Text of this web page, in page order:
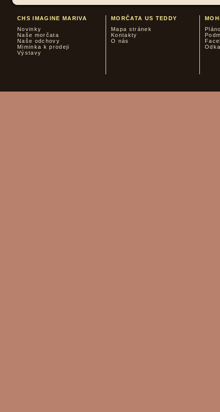
CHS IMAGINE MARIVA
Novinky
Naše morčata
Naše odchovy
Miminka k prodeji
Výstavy
MORČATA US TEDDY
Mapa stránek
Kontakty
O nás